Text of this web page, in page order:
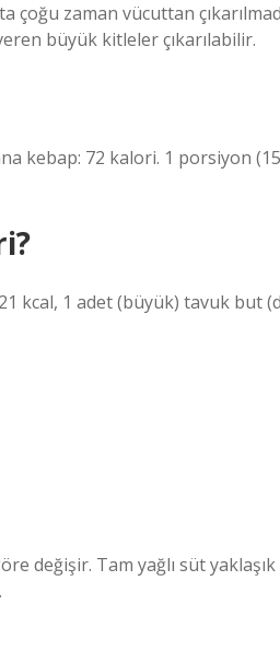
çoğu zaman vücuttan
büyük kitleler çıkarılabilir.
kebap: 72 kalori. 1 porsiyon
kcal, 1 adet (büyük) tavuk but
değişir. Tam yağlı süt yaklaşık